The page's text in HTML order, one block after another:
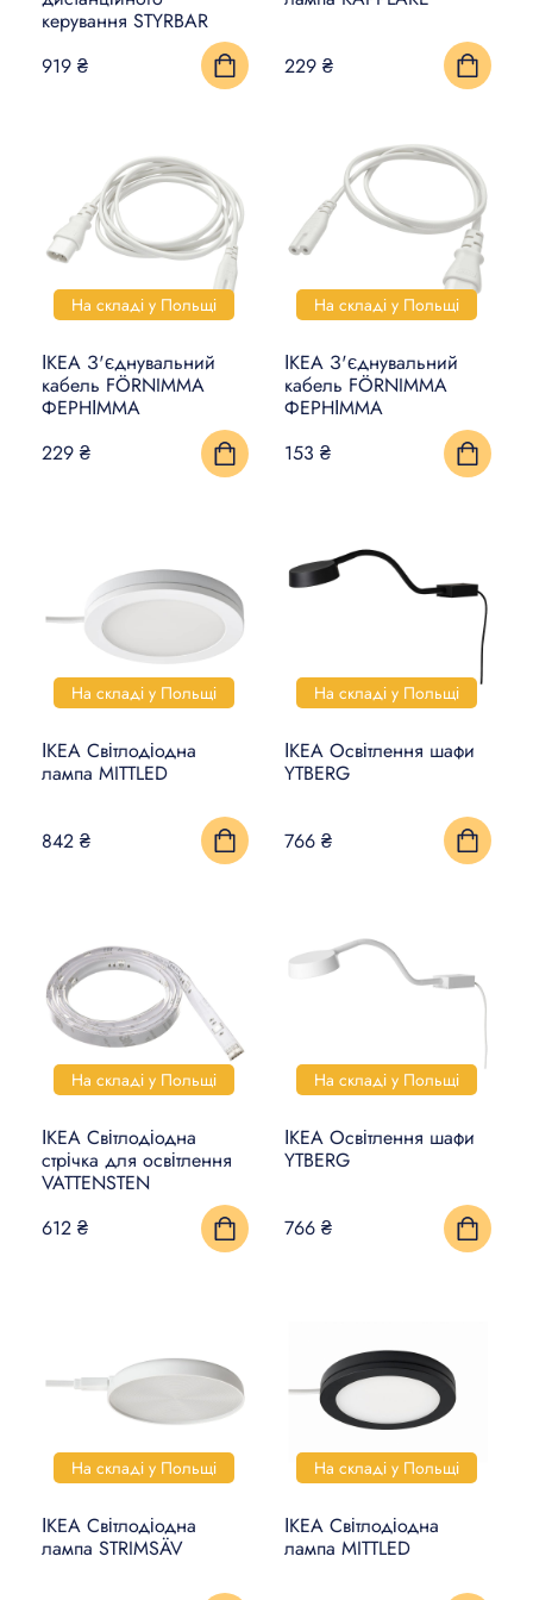
КИЛИМИ, ЦИНОВКИ ТА
ПІДЛОГИ
ТОВАРИ ДЛЯ ТВАРИН
керування STYRBAR
919 ₴
229 ₴
На складі у Польщі
ІКЕА З'єднувальний
кабель FÖRNIMMA
ФЕРНІММА
229 ₴
На складі у Польщі
ІКЕА З'єднувальний
кабель FÖRNIMMA
ФЕРНІММА
153 ₴
На складі у Польщі
ІКЕА Світлодіодна
лампа MITTLED
842 ₴
На складі у Польщі
ІКЕА Освітлення шафи
YTBERG
766 ₴
На складі у Польщі
ІКЕА Світлодіодна
стрічка для освітлення
VATTENSTEN
612 ₴
На складі у Польщі
ІКЕА Освітлення шафи
YTBERG
766 ₴
На складі у Польщі
ІКЕА Світлодіодна
лампа STRIMSÄV
На складі у Польщі
ІКЕА Світлодіодна
лампа MITTLED